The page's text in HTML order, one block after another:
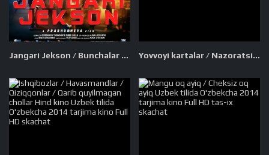
Jangari Jekson / Bunchalar zo'rsan Hind kino Uzbek tilida O'zbekcha 2014 tarjima kino Full HD tas-ix skachat Yovvoyi kartalar / Nazoratsiz o'yin AQSh seriali Barcha qismlar Uzbek tilida O'zbekcha 2025 tarjima serial Full HD tas-ix skachat